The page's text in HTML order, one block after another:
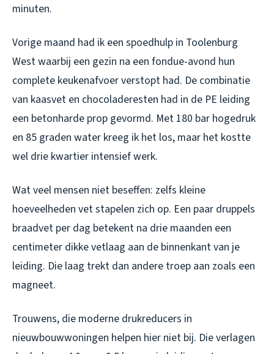
minuten.
Vorige maand had ik een spoedhulp in Toolenburg
West waarbij een gezin na een fondue-avond hun
complete keukenafvoer verstopt had. De combinatie
van kaasvet en chocoladeresten had in de PE leiding
een betonharde prop gevormd. Met 180 bar hogedruk
en 85 graden water kreeg ik het los, maar het kostte
wel drie kwartier intensief werk.
Wat veel mensen niet beseffen: zelfs kleine
hoeveelheden vet stapelen zich op. Een paar druppels
braadvet per dag betekent na drie maanden een
centimeter dikke vetlaag aan de binnenkant van je
leiding. Die laag trekt dan andere troep aan zoals een
magneet.
Trouwens, die moderne drukreducers in
nieuwbouwwoningen helpen hier niet bij. Die verlagen